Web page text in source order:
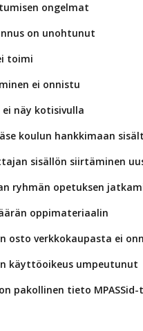
ongelmat
on unohtunut
toimi
ei onnistu
näy kotisivulla
koulun hankkimaan
oppimateriaalin
osto verkkokaupasta ei
käyttöoikeus umpeutunut